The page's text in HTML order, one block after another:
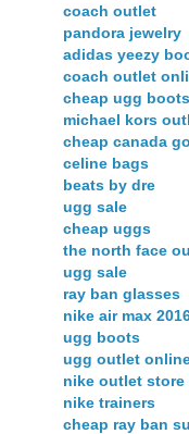
coach outlet
pandora jewelry
adidas yeezy
coach outlet
cheap ugg boots
michael kors
cheap canada
celine bags
beats by dre
ugg sale
cheap uggs
the north face
ugg sale
ray ban glasses
nike air max
ugg boots
ugg outlet
nike outlet store
nike trainers
cheap ray ban